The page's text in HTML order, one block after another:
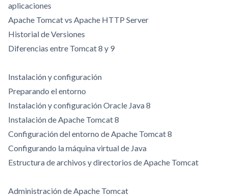
aplicaciones
Apache Tomcat vs Apache HTTP Server
Historial de Versiones
Diferencias entre Tomcat 8 y 9
Instalación y configuración
Preparando el entorno
Instalación y configuración Oracle Java 8
Instalación de Apache Tomcat 8
Configuración del entorno de Apache Tomcat 8
Configurando la máquina virtual de Java
Estructura de archivos y directorios de Apache Tomcat
Administración de Apache Tomcat